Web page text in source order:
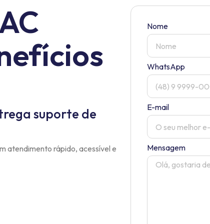
suporte de
atendimento rápido, acessível e
Nome
WhatsApp
E-mail
Mensagem